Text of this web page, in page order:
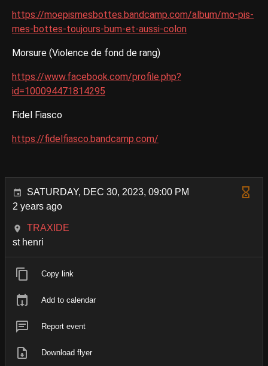
https://moepismesbottes.bandcamp.com/album/mo-pis-
mes-bottes-toujours-bum-et-aussi-colon
Morsure (Violence de fond de rang)
https://www.facebook.com/profile.php?
id=100094471814295
Fidel Fiasco
https://fidelfiasco.bandcamp.com/
SATURDAY, DEC 30, 2023, 09:00 PM
2 years ago
TRAXIDE
st henri
Copy link
Add to calendar
Report event
Download flyer